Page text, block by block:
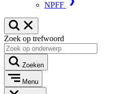
NPFF
Zoek op trefwoord
Zoeken
Menu